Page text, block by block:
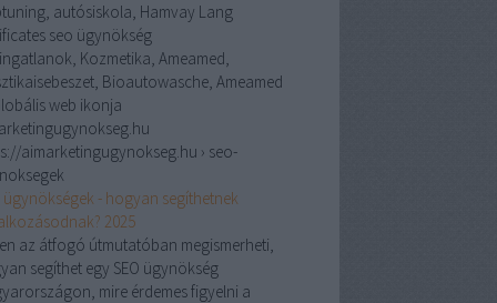
autósiskola, Hamvay Lang
seo ügynökség
Kozmetika, Ameamed,
Bioautowasche, Ameamed
aimarketingugynokseg.hu › seo-
ügynökségek - hogyan segíthetnek
2025
az átfogó útmutatóban megismerheti,
segíthet egy SEO ügynökség
mire érdemes figyelni a